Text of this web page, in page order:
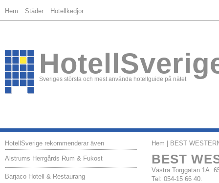
Hem Städer Hotellkedjor
Sveriges största och mest använda hotellguide på nätet
HotellSverige rekommenderar även
Alstrums Herrgårds Rum & Fukost
Barjaco Hotell & Restaurang
Hem | BEST
BEST
Västra Torggatan 1A.
Tel: 054-15 66 40.